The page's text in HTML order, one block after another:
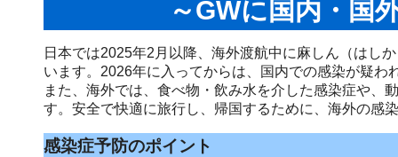
～GWに国内・国
日本では2025年2月以降、海外渡航中に麻しん（はし
います。2026年に入ってからは、国内での感染が疑わ
また、海外では、食べ物・飲み水を介した感染症や、
す。安全で快適に旅行し、帰国するために、海外の感
感染症予防のポイント